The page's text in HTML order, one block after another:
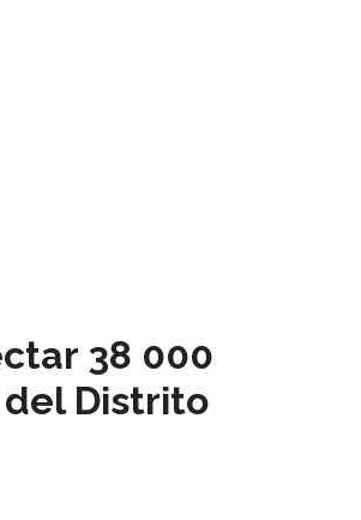
38 000
Distrito